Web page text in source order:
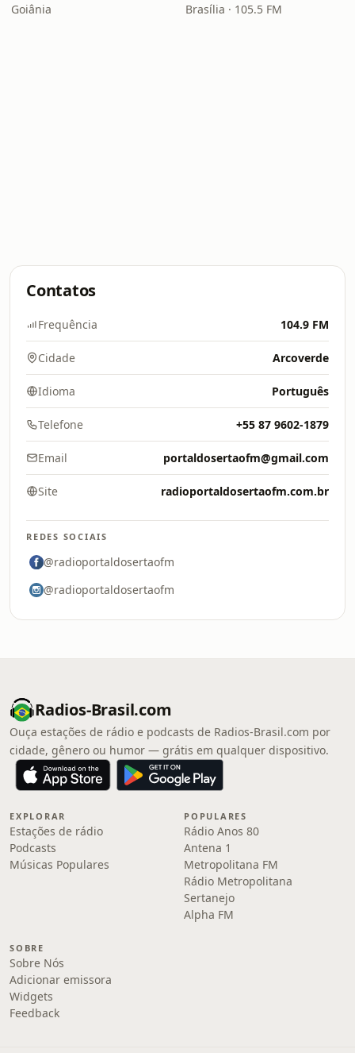
Goiânia Brasília · 105.5 FM
Contatos
Frequência 104.9 FM
Cidade Arcoverde
Idioma Português
Telefone +55 87 9602-1879
Email portaldosertaofm@gmail.com
Site radioportaldosertaofm.com.br
REDES SOCIAIS
@radioportaldosertaofm
@radioportaldosertaofm
Radios-Brasil.com
Ouça estações de rádio e podcasts de Radios-Brasil.com por
cidade, gênero ou humor — grátis em qualquer dispositivo.
EXPLORAR
Estações de rádio
Podcasts
Músicas Populares
POPULARES
Rádio Anos 80
Antena 1
Metropolitana FM
Rádio Metropolitana
Sertanejo
Alpha FM
SOBRE
Sobre Nós
Adicionar emissora
Widgets
Feedback